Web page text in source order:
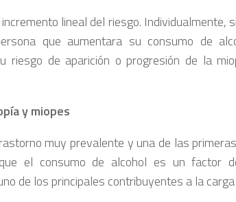
lineal del riesgo. Individualmente,
que aumentara su consumo de
riesgo de aparición o progresión de la
y miopes
muy prevalente y una de las
el consumo de alcohol es un factor
de los principales contribuyentes a la